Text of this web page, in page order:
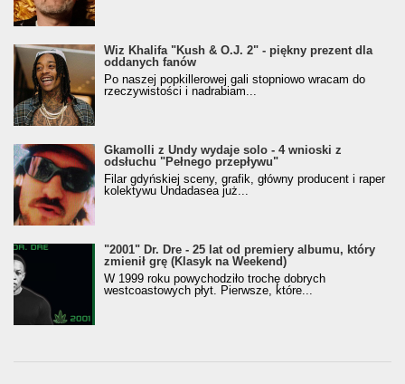
Wiz Khalifa "Kush & O.J. 2" - piękny prezent dla
oddanych fanów
Po naszej popkillerowej gali stopniowo wracam do
rzeczywistości i nadrabiam...
Gkamolli z Undy wydaje solo - 4 wnioski z
odsłuchu "Pełnego przepływu"
Filar gdyńskiej sceny, grafik, główny producent i raper
kolektywu Undadasea już...
"2001" Dr. Dre - 25 lat od premiery albumu, który
zmienił grę (Klasyk na Weekend)
W 1999 roku powychodziło trochę dobrych
westcoastowych płyt. Pierwsze, które...